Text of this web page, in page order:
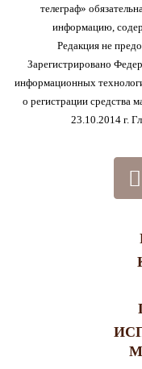
телеграф»
информацию,
Редакция не
Зарегистрировано
информационных
о регистрации
23.10.2014 г.